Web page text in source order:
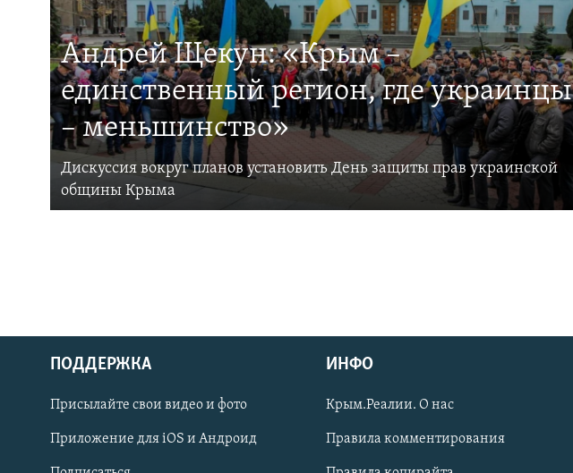
Українською
Qırımtatar
Андрей Щекун: «Крым –
единственный регион, где украинцы
– меньшинство»
Дискуссия вокруг планов установить День защиты прав украинской
общины Крыма
ПОДДЕРЖКА
Присылайте свои видео и фото
Приложение для iOS и Андроид
ИНФО
Крым.Реалии. О нас
Правила комментирования